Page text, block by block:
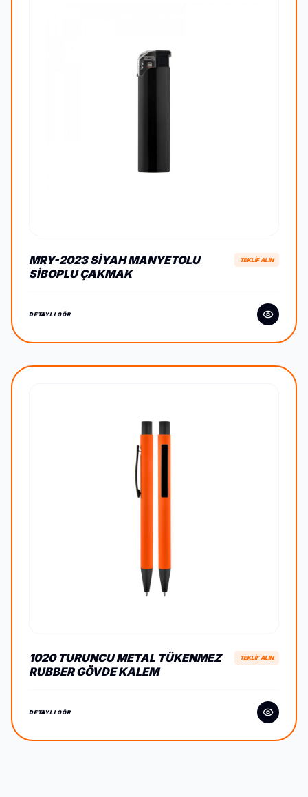
MRY-2023 SIYAH MANYETOLU
SIBOPLU ÇAKMAK
TEKLİF ALIN
DETAYLI GÖR
1020 TURUNCU METAL TÜKENMEZ
RUBBER GÖVDE KALEM
TEKLİF ALIN
DETAYLI GÖR